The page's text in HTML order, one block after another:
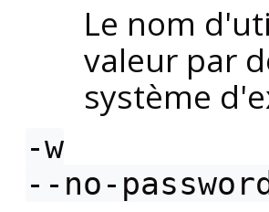
Le nom
valeur par
système
-w
--no-password